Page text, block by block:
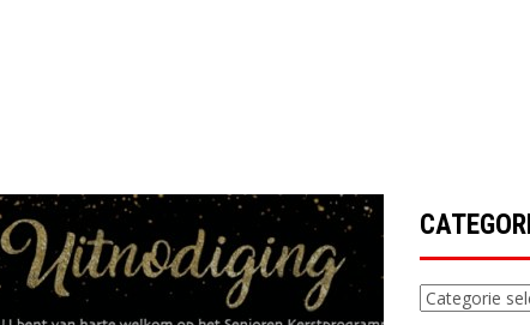
Categorieën